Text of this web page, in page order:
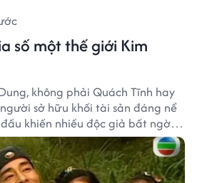
số một thế giới Kim
không phải Quách Tĩnh hay
sở hữu khối tài sản đáng nể
khiến nhiều độc giả bất ngờ
vật này hoàn toàn không